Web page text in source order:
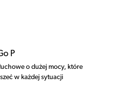
P
o dużej mocy, które
w każdej sytuacji